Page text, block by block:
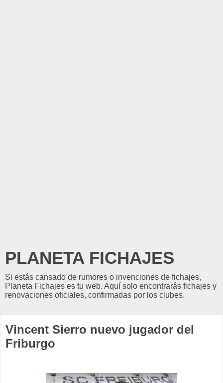
PLANETA FICHAJES
Si estás cansado de rumores o invenciones de fichajes,
Planeta Fichajes es tu web. Aquí solo encontrarás fichajes y
renovaciones oficiales, confirmadas por los clubes.
Vincent Sierro nuevo jugador del
Friburgo